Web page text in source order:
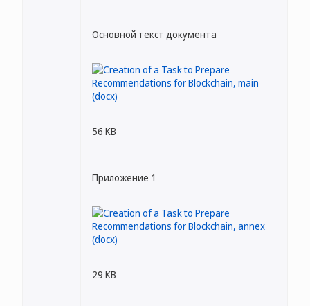
Основной текст документа
56 KB
Приложение 1
29 KB